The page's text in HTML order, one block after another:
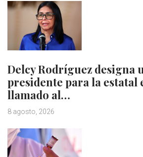
Delcy Rodríguez designa
presidente para la estatal
llamado al…
8 agosto, 2026